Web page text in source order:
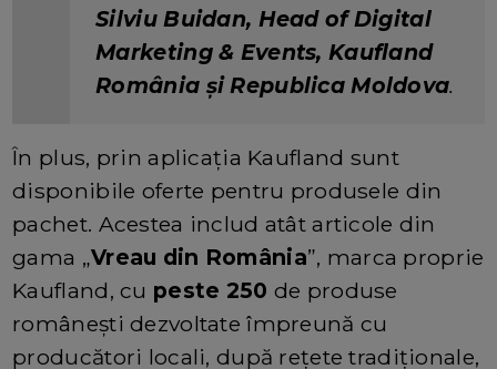
Silviu Buidan, Head of Digital
Marketing & Events, Kaufland
România și Republica Moldova.
În plus, prin aplicația Kaufland sunt
disponibile oferte pentru produsele din
pachet. Acestea includ atât articole din
gama „Vreau din România”, marca proprie
Kaufland, cu peste 250 de produse
românești dezvoltate împreună cu
producători locali, după rețete tradiționale,